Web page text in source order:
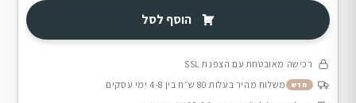
הוסף לסל
רכישה מאובטחת עם הצפנת SSL
חדש
משלוח מהיר בעלות 80 ש״ח בין 4-8 ימי עסקים